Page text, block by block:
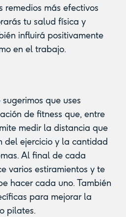
remedios más efectivos
tu salud física y
influirá positivamente
en el trabajo.
que uses
de fitness que, entre
medir la distancia que
del ejercicio y la cantidad
Al final de cada
varios estiramientos y te
hacer cada uno. También
para mejorar la
pilates.